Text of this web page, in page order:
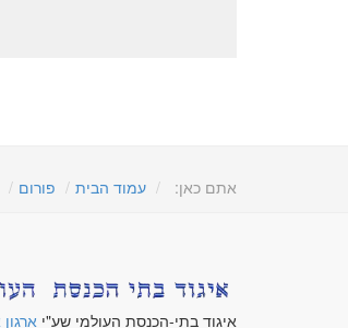
אתם כאן: עמוד הבית פורום
איגוד בתי-הכנסת העולמי שע"י